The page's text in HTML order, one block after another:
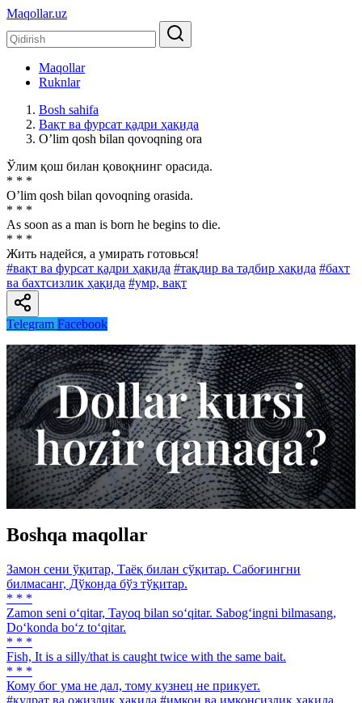
Maqollar.uz
Maqollar
Ruknlar
Bosh sahifa
Вақт ва фурсат қадри ҳақида
Oʼlim qosh bilan qovoqning ora
Ўлим қош билан қовоқнинг орасида.
* * *
Oʼlim qosh bilan qovoqning orasida.
* * *
As soon as a man is born he begins to die.
* * *
Жить надейся, а умирать готовься!
#вақт ва фурсат қадри ҳақида #тақдир ва тадбир ҳақида #бахт
ва бахтсизлик ҳақида #умр, вақт
Telegram Facebook
Boshqa maqollar
Замон сени ўқитар, Таёқ билан сўқитар. Сабоғингни
билмасанг, Дўконда бўз тўқитар.
* * *
Zamon seni o‘qitar, Tayoq bilan so‘qitar. Sabog‘ingni bilmasang,
Do‘konda bo‘z to‘qitar.
* * *
Fish, It is a silly/that is caught twice with the same bait.
* * *
Кому бог ума не дал, тому кузнец не прикует.